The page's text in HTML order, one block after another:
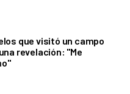
que visitó un campo
revelación: "Me